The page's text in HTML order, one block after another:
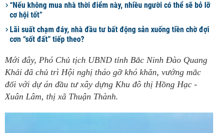
“Nếu không mua nhà thời điểm này, nhiều người có thể sẽ bỏ lỡ
cơ hội tốt”
Lãi suất chạm đáy, nhà đầu tư bất động sản xuống tiền chờ đợi
cơn “sốt đất” tiếp theo?
Mới đây, Phó Chủ tịch UBND tỉnh Bắc Ninh Đào Quang
Khải đã chủ trì Hội nghị tháo gỡ khó khăn, vướng mắc
đối với dự án đầu tư xây dựng Khu đô thị Hồng Hạc -
Xuân Lâm, thị xã Thuận Thành.